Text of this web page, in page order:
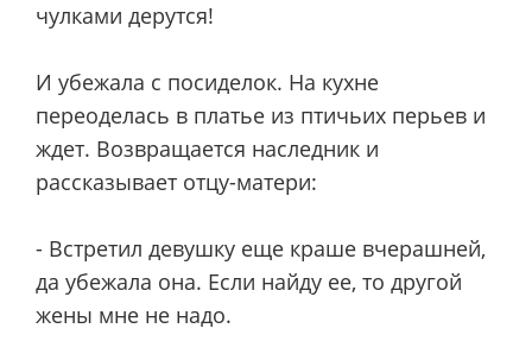
чулками дерутся!
И убежала с посиделок. На кухне
переоделась в платье из птичьих перьев и
ждет. Возвращается наследник и
рассказывает отцу-матери:
- Встретил девушку еще краше вчерашней,
да убежала она. Если найду ее, то другой
жены мне не надо.